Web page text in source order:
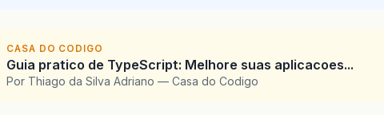
CASA DO CODIGO
Guia pratico de TypeScript: Melhore suas aplicacoes...
Por Thiago da Silva Adriano — Casa do Codigo